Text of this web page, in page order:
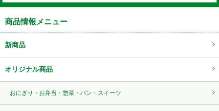
商品情報メニュー
新商品
オリジナル商品
おにぎり・お弁当・惣菜・パン・スイーツ